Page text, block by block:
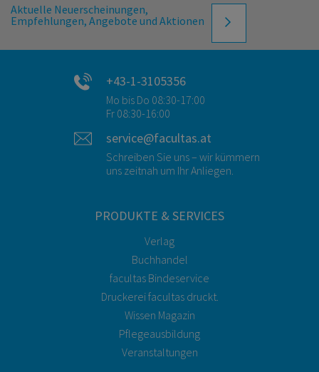
Aktuelle Neuerscheinungen,
Empfehlungen, Angebote und Aktionen
+43-1-3105356
Mo bis Do 08:30-17:00
Fr 08:30-16:00
service@facultas.at
Schreiben Sie uns – wir kümmern
uns zeitnah um Ihr Anliegen.
PRODUKTE & SERVICES
Verlag
Buchhandel
facultas Bindeservice
Druckerei facultas druckt.
Wissen Magazin
Pflegeausbildung
Veranstaltungen